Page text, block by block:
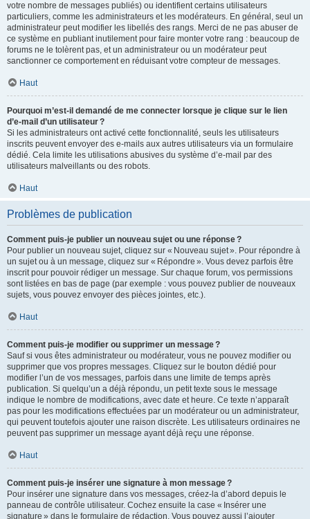
votre nombre de messages publiés) ou identifient certains utilisateurs
particuliers, comme les administrateurs et les modérateurs. En général, seul un
administrateur peut modifier les libellés des rangs. Merci de ne pas abuser de
ce système en publiant inutilement pour faire monter votre rang : beaucoup de
forums ne le tolèrent pas, et un administrateur ou un modérateur peut
sanctionner ce comportement en réduisant votre compteur de messages.
Haut
Pourquoi m’est-il demandé de me connecter lorsque je clique sur le lien
d’e-mail d’un utilisateur ?
Si les administrateurs ont activé cette fonctionnalité, seuls les utilisateurs
inscrits peuvent envoyer des e-mails aux autres utilisateurs via un formulaire
dédié. Cela limite les utilisations abusives du système d’e-mail par des
utilisateurs malveillants ou des robots.
Haut
Problèmes de publication
Comment puis-je publier un nouveau sujet ou une réponse ?
Pour publier un nouveau sujet, cliquez sur « Nouveau sujet ». Pour répondre à
un sujet ou à un message, cliquez sur « Répondre ». Vous devez parfois être
inscrit pour pouvoir rédiger un message. Sur chaque forum, vos permissions
sont listées en bas de page (par exemple : vous pouvez publier de nouveaux
sujets, vous pouvez envoyer des pièces jointes, etc.).
Haut
Comment puis-je modifier ou supprimer un message ?
Sauf si vous êtes administrateur ou modérateur, vous ne pouvez modifier ou
supprimer que vos propres messages. Cliquez sur le bouton dédié pour
modifier l’un de vos messages, parfois dans une limite de temps après
publication. Si quelqu’un a déjà répondu, un petit texte sous le message
indique le nombre de modifications, avec date et heure. Ce texte n’apparaît
pas pour les modifications effectuées par un modérateur ou un administrateur,
qui peuvent toutefois ajouter une raison discrète. Les utilisateurs ordinaires ne
peuvent pas supprimer un message ayant déjà reçu une réponse.
Haut
Comment puis-je insérer une signature à mon message ?
Pour insérer une signature dans vos messages, créez-la d’abord depuis le
panneau de contrôle utilisateur. Cochez ensuite la case « Insérer une
signature » dans le formulaire de rédaction. Vous pouvez aussi l’ajouter